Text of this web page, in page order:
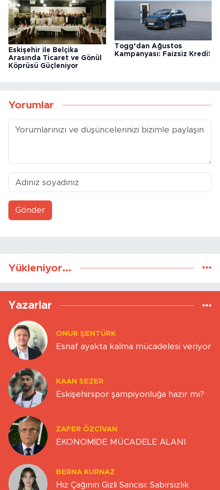
Eskişehir ile Belçika
Arasında Ticaret ve Gönül
Köprüsü Güçleniyor
Togg’dan Ağustos
Kampanyası: Faizsiz Kredi!
Yorumlar
Gönder
Yükleniyor...
Yazarlar
ONUR ŞENTÜRK
Esnaf ayakta kalma mücadelesi veriyor
KAAN SEZER
Eskişehirspor şampiyonluğa hazır mı?
ZAFER ÖZCIVAN
EKONOMİDE MÜCADELE ALANI
BERNA KURNAZ
Hız Çağının Gizli Sancısı: Sabırsızlık